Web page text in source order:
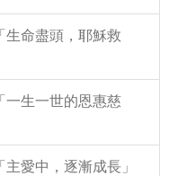
生命盡頭，耶穌救
一生一世的恩惠慈
愛中，逐漸成長」